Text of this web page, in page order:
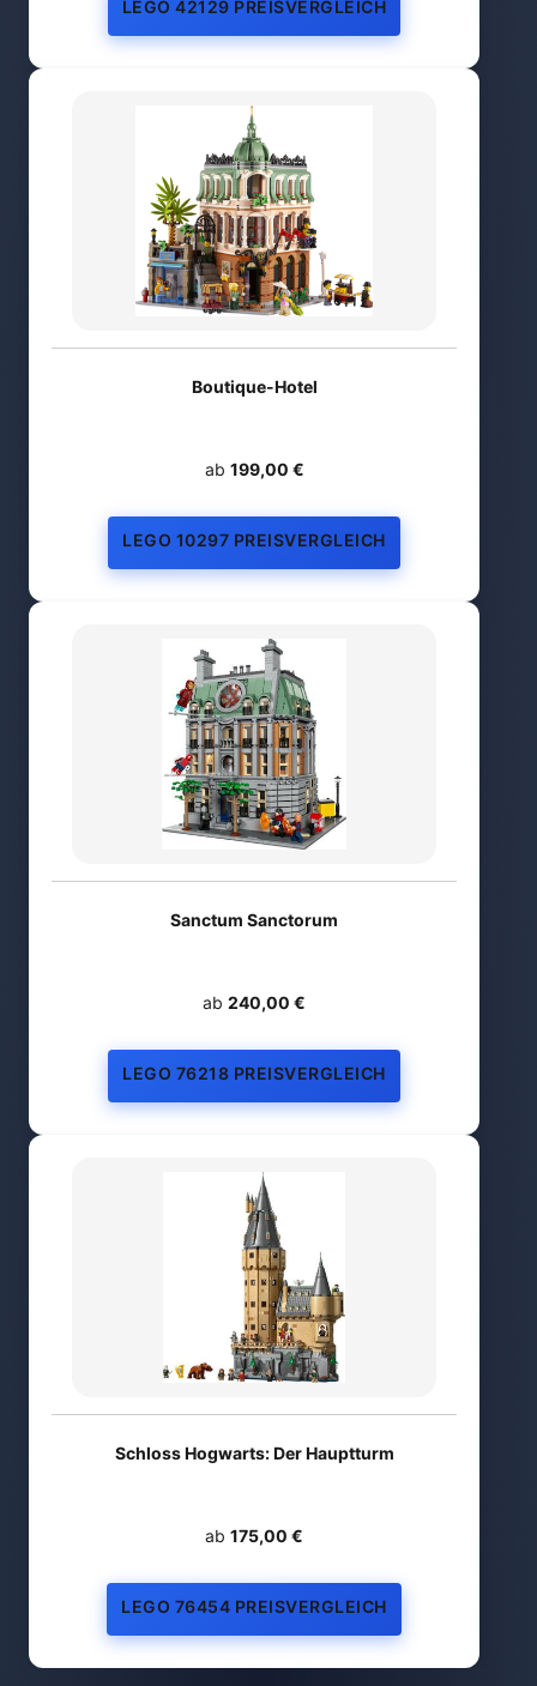
LEGO 42129 PREISVERGLEICH
Boutique-Hotel
ab 199,00 €
LEGO 10297 PREISVERGLEICH
Sanctum Sanctorum
ab 240,00 €
LEGO 76218 PREISVERGLEICH
Schloss Hogwarts: Der Hauptturm
ab 175,00 €
LEGO 76454 PREISVERGLEICH